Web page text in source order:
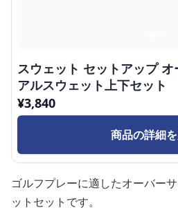
スウェット セットアップ
アルスウェット上下セット
¥3,840
商品の詳細
ゴルフプレーに適したオーバー
ットセットです。